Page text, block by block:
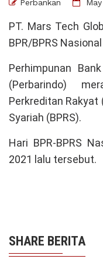
Perbankan
PT. Mars Tech
BPR/BPRS Nasional
Perhimpunan
(Perbarindo)
Perkreditan Rakyat
Syariah (BPRS).
Hari BPR-BPRS
2021 lalu tersebut.
SHARE BERITA